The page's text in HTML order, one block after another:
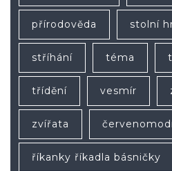
přírodověda stolní
stříhání téma
třídění vesmír
zvířata
říkanky říkadla básničky